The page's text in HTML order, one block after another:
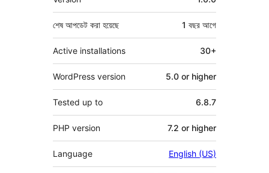
শেষ আপডেট করা হয়েছে 1 বছর আগে
Active installations 30+
WordPress version 5.0 or higher
Tested up to 6.8.7
PHP version 7.2 or higher
Language English (US)